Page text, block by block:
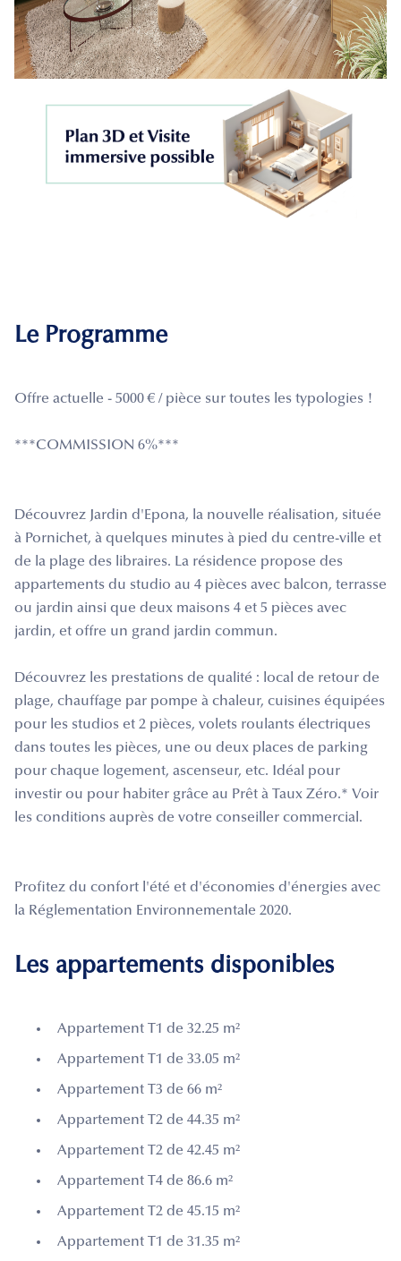
Le Programme
Offre actuelle - 5000 € / pièce sur toutes les typologies !
***COMMISSION 6%***
Découvrez Jardin d'Epona, la nouvelle réalisation, située
à Pornichet, à quelques minutes à pied du centre-ville et
de la plage des libraires. La résidence propose des
appartements du studio au 4 pièces avec balcon, terrasse
ou jardin ainsi que deux maisons 4 et 5 pièces avec
jardin, et offre un grand jardin commun.
Découvrez les prestations de qualité : local de retour de
plage, chauffage par pompe à chaleur, cuisines équipées
pour les studios et 2 pièces, volets roulants électriques
dans toutes les pièces, une ou deux places de parking
pour chaque logement, ascenseur, etc. Idéal pour
investir ou pour habiter grâce au Prêt à Taux Zéro.* Voir
les conditions auprès de votre conseiller commercial.
Profitez du confort l'été et d'économies d'énergies avec
la Réglementation Environnementale 2020.
Les appartements disponibles
Appartement T1 de 32.25 m²
Appartement T1 de 33.05 m²
Appartement T3 de 66 m²
Appartement T2 de 44.35 m²
Appartement T2 de 42.45 m²
Appartement T4 de 86.6 m²
Appartement T2 de 45.15 m²
Appartement T1 de 31.35 m²